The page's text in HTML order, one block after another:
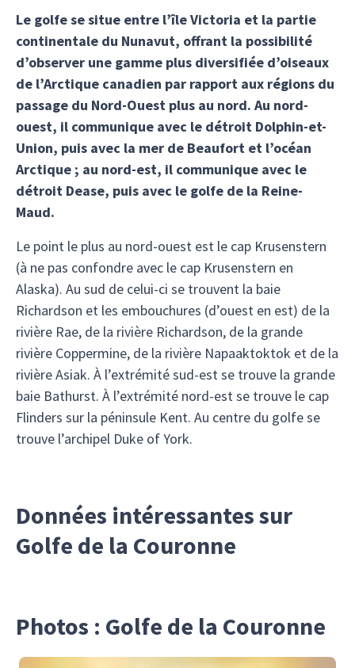
Le golfe se situe entre l’île Victoria et la partie
continentale du Nunavut, offrant la possibilité
d’observer une gamme plus diversifiée d’oiseaux
de l’Arctique canadien par rapport aux régions du
passage du Nord-Ouest plus au nord. Au nord-
ouest, il communique avec le détroit Dolphin-et-
Union, puis avec la mer de Beaufort et l’océan
Arctique ; au nord-est, il communique avec le
détroit Dease, puis avec le golfe de la Reine-
Maud.
Le point le plus au nord-ouest est le cap Krusenstern
(à ne pas confondre avec le cap Krusenstern en
Alaska). Au sud de celui-ci se trouvent la baie
Richardson et les embouchures (d’ouest en est) de la
rivière Rae, de la rivière Richardson, de la grande
rivière Coppermine, de la rivière Napaaktoktok et de la
rivière Asiak. À l’extrémité sud-est se trouve la grande
baie Bathurst. À l’extrémité nord-est se trouve le cap
Flinders sur la péninsule Kent. Au centre du golfe se
trouve l’archipel Duke of York.
Données intéressantes sur
Golfe de la Couronne
Photos : Golfe de la Couronne